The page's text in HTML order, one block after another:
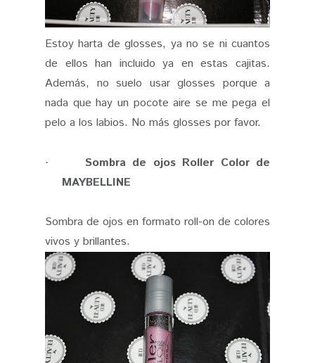
Estoy harta de glosses, ya no se ni cuantos
de ellos han incluido ya en estas cajitas.
Además, no suelo usar glosses porque a
nada que hay un pocote aire se me pega el
pelo a los labios. No más glosses por favor.
·
Sombra de ojos Roller Color de
MAYBELLINE
Sombra de ojos en formato roll-on de colores
vivos y brillantes.